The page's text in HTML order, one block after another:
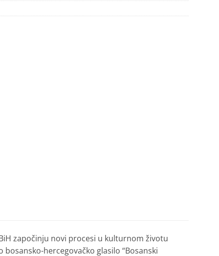
započinju novi procesi u kulturnom životu
hercegovačko glasilo “Bosanski